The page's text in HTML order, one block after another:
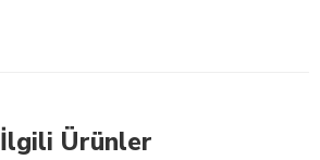
İlgili Ürünler